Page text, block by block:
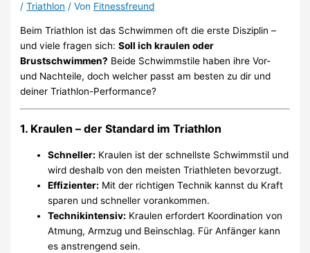
/Triathlon / Von Fitnessfreund
Beim Triathlon ist das Schwimmen oft die erste Disziplin –
und viele fragen sich:Soll ich kraulen oder
Brustschwimmen? Beide Schwimmstile haben ihre Vor-
und Nachteile, doch welcher passt am besten zu dir und
deiner Triathlon-Performance?
1. Kraulen – der Standard im Triathlon
Schneller: Kraulen ist der schnellste Schwimmstil und
wird deshalb von den meisten Triathleten bevorzugt.
Effizienter: Mit der richtigen Technik kannst du Kraft
sparen und schneller vorankommen.
Technikintensiv: Kraulen erfordert Koordination von
Atmung, Armzug und Beinschlag. Für Anfänger kann
es anstrengend sein.